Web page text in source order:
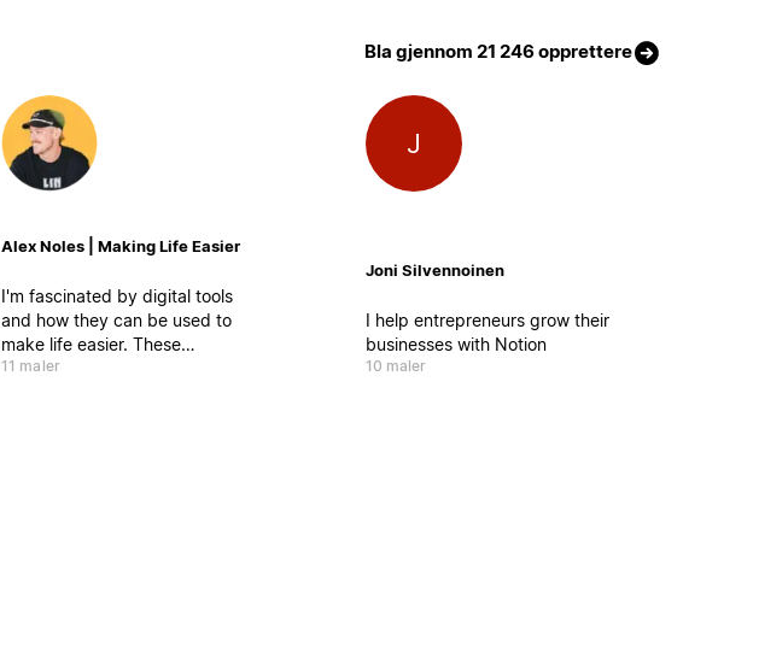
Bla gjennom 21 246 opprettere
Alex Noles | Making Life Easier
I'm fascinated by digital tools
and how they can be used to
make life easier. These
templates are built to calm the
11 maler
J
Joni Silvennoinen
I help entrepreneurs grow their
businesses with Notion
10 maler